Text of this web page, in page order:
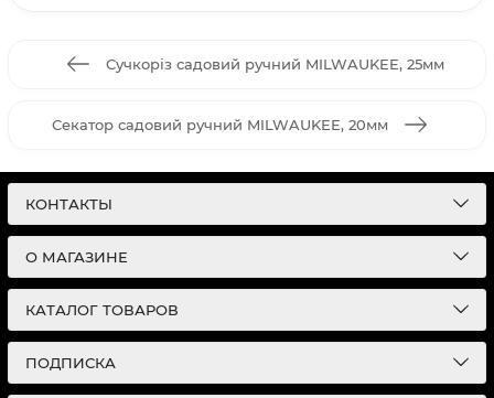
Сучкоріз садовий ручний MILWAUKEE, 25мм
Секатор садовий ручний MILWAUKEE, 20мм
КОНТАКТЫ
О МАГАЗИНЕ
КАТАЛОГ ТОВАРОВ
ПОДПИСКА